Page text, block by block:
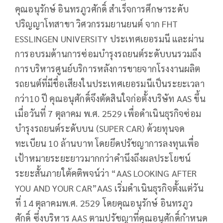
คุณอนุรักษ์ อินทรภูวศักดิ์ สำเร็จการศึกษาระดับ
ปริญญาโทสาขา วิศวกรรมยานยนต์ จาก FHT
ESSLINGEN UNIVERSITY ประเทศเยอรมนี และผ่าน
การอบรมด้านการซ่อมบำรุงรถยนต์ระดับบนรวมถึง
การบริหารศูนย์บริการหลังการขายจากโรงงานผลิต
รถยนต์ที่มีชื่อเสียงในประเทศเยอรมนีเป็นระยะเวลา
กว่า10 ปี คุณอนุศักดิ์จึงตัดสินใจก่อตั้งบริษัท AAS ขึ้น
เมื่อวันที่ 7 ตุลาคม พ.ศ. 2529 เพื่อดำเนินธุรกิจซ่อม
บำรุงรถยนต์ระดับบน (SUPER CAR) ด้วยทุนจด
ทะเบียน 10 ล้านบาท โดยยึดปรัชญาการลงทุนเพื่อ
เป้าหมายระยะยาวมากกว่าคำนึงถึงผลประโยชน์
ระยะสั้นภายใต้คติพจน์ว่า “AAS LOOKING AFTER
YOU AND YOUR CAR”AAS เริ่มดำเนินธุรกิจตั้งแต่วัน
ที่ 14 ตุลาคมพ.ศ. 2529 โดยคุณอนุรักษ์ อินทรภูว
ศักดิ์ ซึ่งบริหาร AAS ตามปรัชญาที่คุณอนุศักดิ์กำหนด